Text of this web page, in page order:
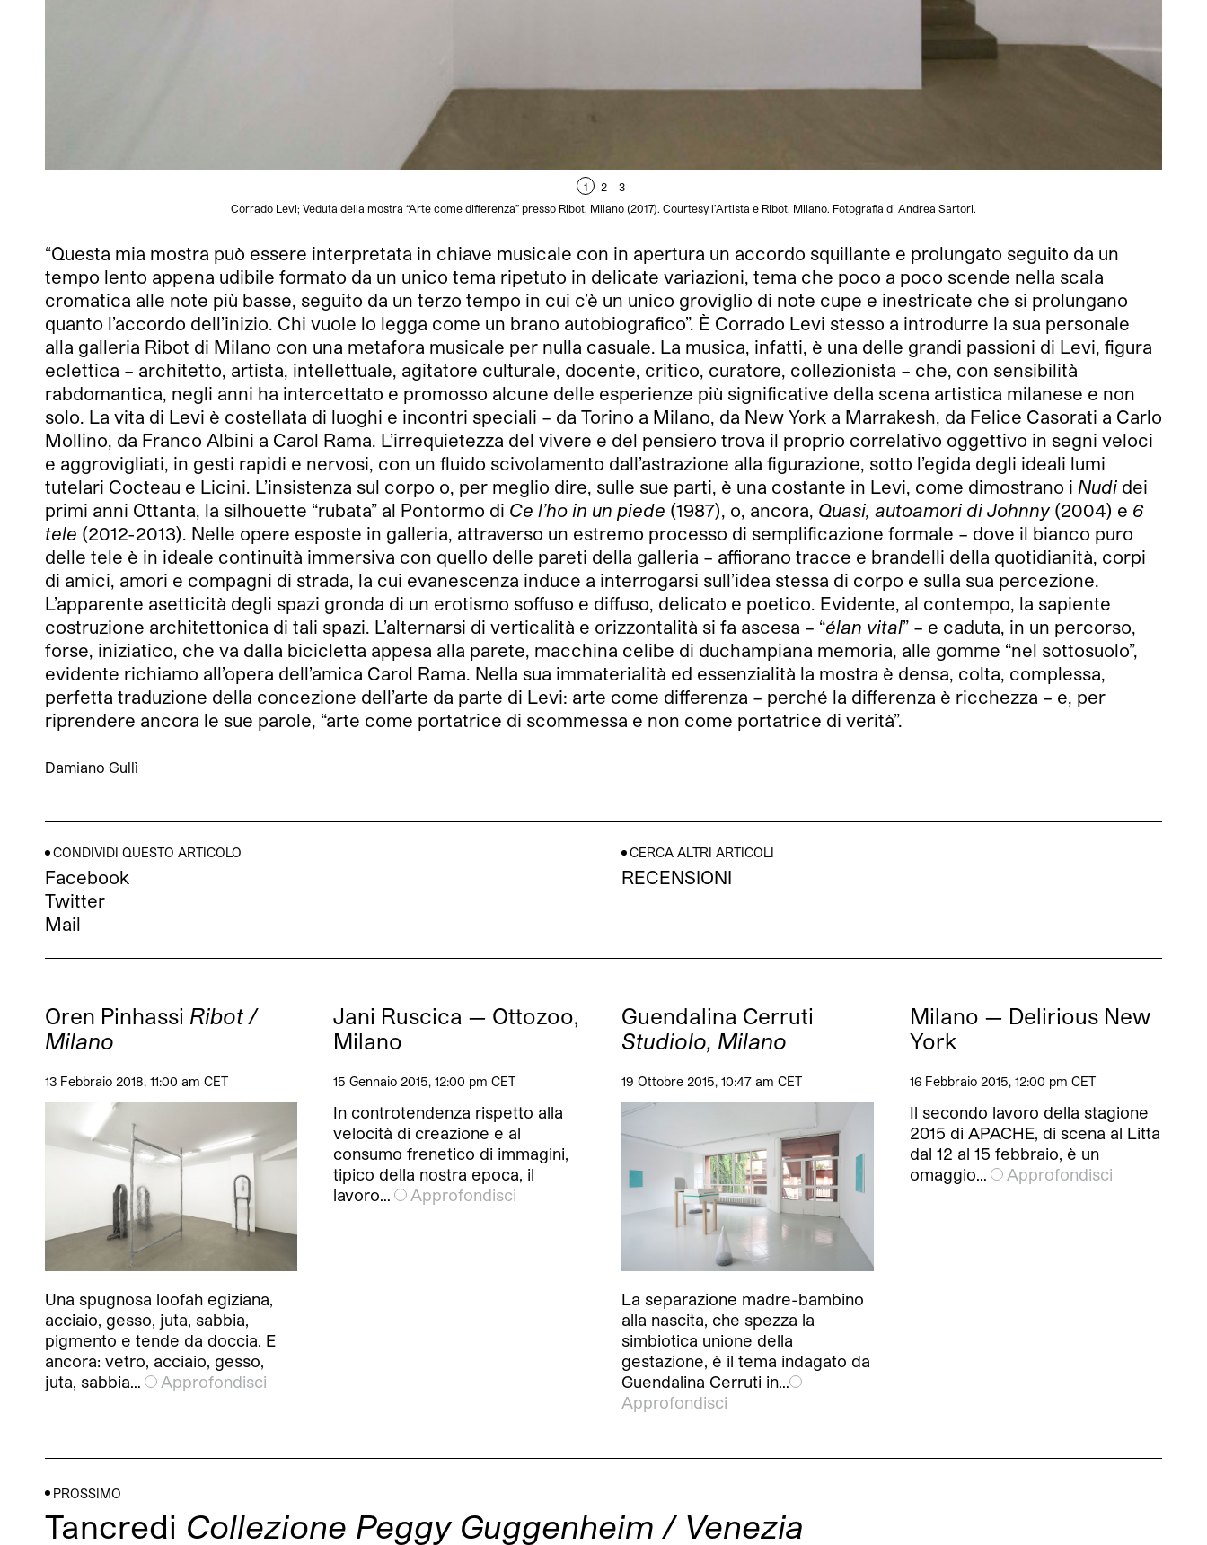
1 2
3
Corrado Levi; Veduta della mostra “Arte come differenza” presso Ribot, Milano (2017). Courtesy l’Artista e Ribot, Milano. Fotografia di Andrea Sartori.
“Questa mia mostra può essere interpretata in chiave musicale con in apertura un accordo squillante e prolungato seguito da un
tempo lento appena udibile formato da un unico tema ripetuto in delicate variazioni, tema che poco a poco scende nella scala
cromatica alle note più basse, seguito da un terzo tempo in cui c’è un unico groviglio di note cupe e inestricate che si prolungano
quanto l’accordo dell’inizio. Chi vuole lo legga come un brano autobiografico”. È Corrado Levi stesso a introdurre la sua personale
alla galleria Ribot di Milano con una metafora musicale per nulla casuale. La musica, infatti, è una delle grandi passioni di Levi, figura
eclettica – architetto, artista, intellettuale, agitatore culturale, docente, critico, curatore, collezionista – che, con sensibilità
rabdomantica, negli anni ha intercettato e promosso alcune delle esperienze più significative della scena artistica milanese e non
solo. La vita di Levi è costellata di luoghi e incontri speciali – da Torino a Milano, da New York a Marrakesh, da Felice Casorati a Carlo
Mollino, da Franco Albini a Carol Rama. L’irrequietezza del vivere e del pensiero trova il proprio correlativo oggettivo in segni veloci
e aggrovigliati, in gesti rapidi e nervosi, con un fluido scivolamento dall’astrazione alla figurazione, sotto l’egida degli ideali lumi
tutelari Cocteau e Licini. L’insistenza sul corpo o, per meglio dire, sulle sue parti, è una costante in Levi, come dimostrano i Nudi dei
primi anni Ottanta, la silhouette “rubata” al Pontormo di Ce l’ho in un piede (1987), o, ancora, Quasi, autoamori di Johnny(2004) e 6
tele (2012-2013). Nelle opere esposte in galleria, attraverso un estremo processo di semplificazione formale – dove il bianco puro
delle tele è in ideale continuità immersiva con quello delle pareti della galleria – affiorano tracce e brandelli della quotidianità, corpi
di amici, amori e compagni di strada, la cui evanescenza induce a interrogarsi sull’idea stessa di corpo e sulla sua percezione.
L’apparente asetticità degli spazi gronda di un erotismo soffuso e diffuso, delicato e poetico. Evidente, al contempo, la sapiente
costruzione architettonica di tali spazi. L’alternarsi di verticalità e orizzontalità si fa ascesa – “élan vital” – e caduta, in un percorso,
forse, iniziatico, che va dalla bicicletta appesa alla parete, macchina celibe di duchampiana memoria, alle gomme “nel sottosuolo”,
evidente richiamo all’opera dell’amica Carol Rama. Nella sua immaterialità ed essenzialità la mostra è densa, colta, complessa,
perfetta traduzione della concezione dell’arte da parte di Levi: arte come differenza – perché la differenza è ricchezza – e, per
riprendere ancora le sue parole, “arte come portatrice di scommessa e non come portatrice di verità”.
Damiano Gullì
CONDIVIDI QUESTO ARTICOLO
Facebook
Twitter
Mail
CERCA ALTRI ARTICOLI
RECENSIONI
Oren Pinhassi Ribot /
Milano
13 Febbraio 2018, 11:00 am CET
Una spugnosa loofah egiziana,
acciaio, gesso, juta, sabbia,
pigmento e tende da doccia. E
ancora: vetro, acciaio, gesso,
juta, sabbia…
Approfondisci
Jani Ruscica — Ottozoo,
Milano
15 Gennaio 2015, 12:00 pm CET
In controtendenza rispetto alla
velocità di creazione e al
consumo frenetico di immagini,
tipico della nostra epoca, il
lavoro…
Approfondisci
Guendalina Cerruti
Studiolo, Milano
19 Ottobre 2015, 10:47 am CET
La separazione madre-bambino
alla nascita, che spezza la
simbiotica unione della
gestazione, è il tema indagato da
Guendalina Cerruti in…
Approfondisci
Milano — Delirious New
York
16 Febbraio 2015, 12:00 pm CET
Il secondo lavoro della stagione
2015 di APACHE, di scena al Litta
dal 12 al 15 febbraio, è un
omaggio…
Approfondisci
PROSSIMO
Tancredi Collezione Peggy Guggenheim / Venezia